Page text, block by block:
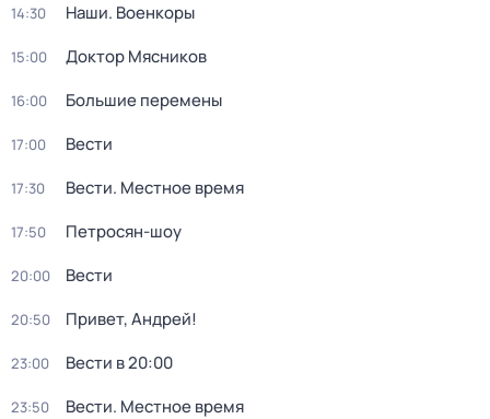
14:30 Наши. Военкоры
15:00 Доктор Мясников
16:00 Большие перемены
17:00 Вести
17:30 Вести. Местное время
17:50 Петросян-шоу
20:00 Вести
20:50 Привет, Андрей!
23:00 Вести в 20:00
23:50 Вести. Местное время